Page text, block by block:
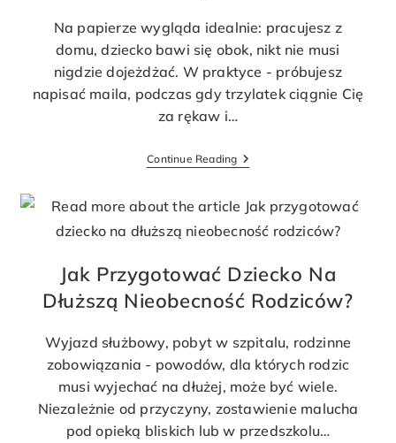
Na papierze wygląda idealnie: pracujesz z
domu, dziecko bawi się obok, nikt nie musi
nigdzie dojeżdżać. W praktyce - próbujesz
napisać maila, podczas gdy trzylatek ciągnie Cię
za rękaw i…
Continue Reading
Jak Przygotować Dziecko Na
Dłuższą Nieobecność Rodziców?
Wyjazd służbowy, pobyt w szpitalu, rodzinne
zobowiązania - powodów, dla których rodzic
musi wyjechać na dłużej, może być wiele.
Niezależnie od przyczyny, zostawienie malucha
pod opieką bliskich lub w przedszkolu…